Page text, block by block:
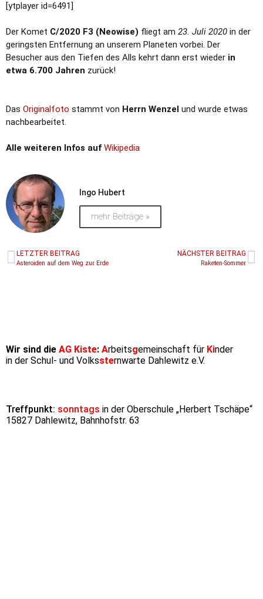
[ytplayer id=6491]
Der Komet C/2020 F3 (Neowise) fliegt am 23. Juli 2020 in der
geringsten Entfernung an unserem Planeten vorbei. Der
Besucher aus den Tiefen des Alls kehrt dann erst wieder in
etwa 6.700 Jahren zurück!
Das Originalfoto stammt von Herrn Wenzel und wurde etwas
nachbearbeitet.
Alle weiteren Infos auf Wikipedia
Ingo Hubert
mehr Beiträge »
LETZTER BEITRAG
Asteroiden auf dem Weg zur Erde
NÄCHSTER BEITRAG
Raketen-Sommer
Wir sind die AG Kiste: Arbeitsgemeinschaft für Kinder
in der Schul- und Volkssternwarte Dahlewitz e.V.
Treffpunkt: sonntags in der Oberschule „Herbert Tschäpe“
15827 Dahlewitz, Bahnhofstr. 63